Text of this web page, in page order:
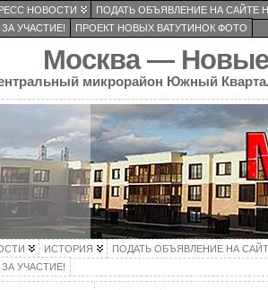
НОВОСТИ
ПОДАТЬ ОБЪЯВЛЕНИЕ НА САЙТЕ
УЧАСТИЕ!
ПРОЕКТ НОВЫХ ВАТУТИНОК ФОТО
Москва — Новые
микрорайон Южный
ИСТОРИЯ
ПОДАТЬ ОБЪЯВЛЕНИЕ НА
УЧАСТИЕ!